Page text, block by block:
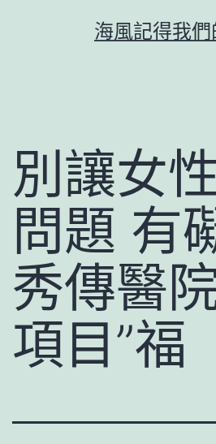
海風記得我
別讓女
問題 有
秀傳醫
項目”福